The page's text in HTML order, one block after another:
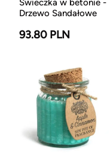
Świeczka w betonie -
Drzewo Sandałowe
93.80 PLN